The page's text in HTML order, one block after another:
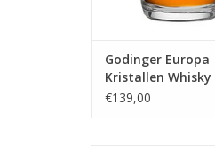
Godinger Europa
Kristallen
€139,00